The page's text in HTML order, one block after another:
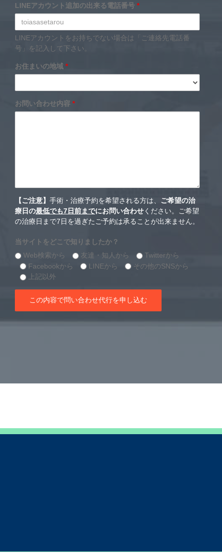
LINEアカウント追加の出来る電話番号 *
LINEアカウントをお持ちでない場合は「ご連絡先電話番
号」を記入して下さい。
お住まいの地域 *
お問い合わせ内容 *
【ご注意】 手術・治療予約を希望される方は、 ご希望の治
療日の最低でも7日前までにお問い合わせください。ご希望
の治療日まで7日を過ぎたご予約は承ることが出来ません。
当サイトをどこで知りましたか？
Web検索から
友達・知人から
Twitterから
Facebookから
LINEから
その他のSNSから
上記以外